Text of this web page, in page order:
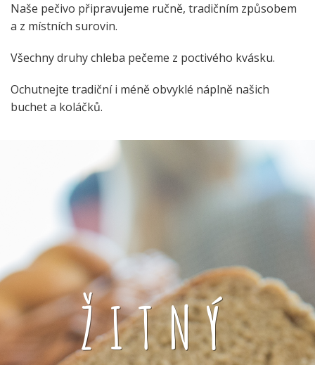
Naše pečivo připravujeme ručně, tradičním způsobem
a z místních surovin.
Všechny druhy chleba pečeme z poctivého kvásku.
Ochutnejte tradiční i méně obvyklé náplně našich
buchet a koláčků.
ŽITNÝ